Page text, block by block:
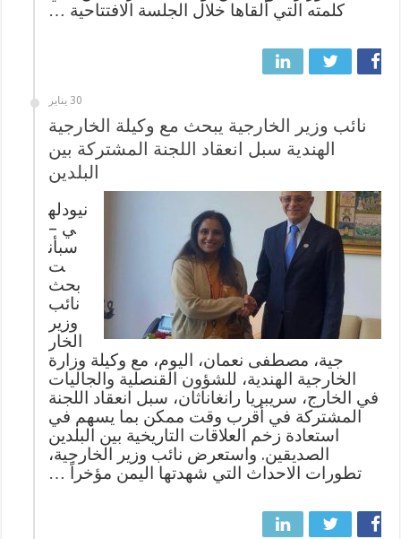
كلمته التي ألقاها خلال الجلسة الافتتاحية …
30 يناير
نائب وزير الخارجية يبحث مع وكيلة الخارجية
الهندية سبل انعقاد اللجنة المشتركة بين
البلدين
نيودله
ي –
سبأن
ت
بحث
نائب
وزير
الخار
جية، مصطفى نعمان، اليوم، مع وكيلة وزارة
الخارجية الهندية، للشؤون القنصلية والجاليات
في الخارج، سريبريا رانغاناثان، سبل انعقاد اللجنة
المشتركة في أقرب وقت ممكن بما يسهم في
استعادة زخم العلاقات التاريخية بين البلدين
الصديقين. واستعرض نائب وزير الخارجية،
تطورات الاحداث التي شهدتها اليمن مؤخراً …